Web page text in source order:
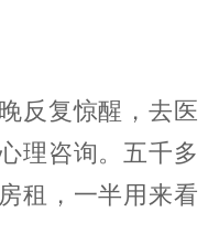
反复惊醒，去医
理咨询。五千多
租，一半用来看